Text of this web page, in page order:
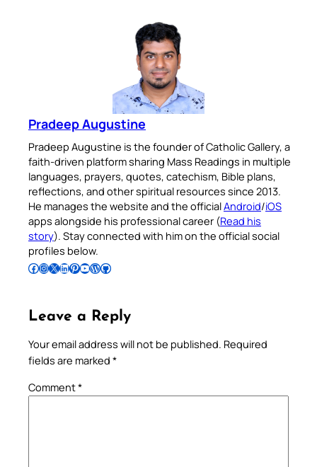
Pradeep Augustine
Pradeep Augustine is the founder of Catholic Gallery, a
faith-driven platform sharing Mass Readings in multiple
languages, prayers, quotes, catechism, Bible plans,
reflections, and other spiritual resources since 2013.
He manages the website and the officialAndroid/iOS
apps alongside his professional career (Read his
story). Stay connected with him on the official social
profiles below.
Follow Pradeep on Facebook Follow Pradeep on InstagramFollow Pradeep on X Follow Pradeep on LinkedIn Follow Pradeep on Pinterest Subscribe to Pradeep’s Youtube Channel Follow Pradeep on WordPress Follow Pradeep on GitHub
Leave a Reply
Your email address will not be published. Required
fields are marked *
Comment*